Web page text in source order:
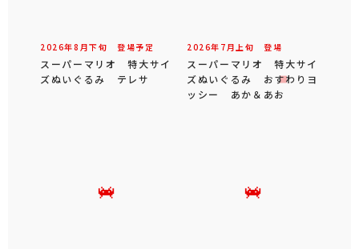
2026年8 月下旬 登場予定
スーパーマリオ 特大サイ
ズぬいぐるみ テレサ
2026年 7 月 上旬 登場
スーパーマリオ 特大サイ
ズぬいぐるみ おすわりヨ
ッシー あか＆あお